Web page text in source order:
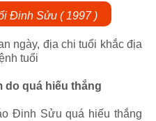
Đinh Sửu ( 1997 )
ngày, địa chi tuổi khắc địa
tuổi
do quá hiếu thắng
Đinh Sửu quá hiếu thắng